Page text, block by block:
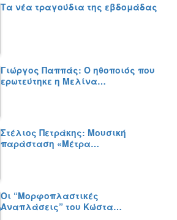
Τα νέα τραγούδια της εβδομάδας
Γιώργος Παππάς: Ο ηθοποιός που
ερωτεύτηκε η Μελίνα…
Στέλιος Πετράκης: Μουσική
παράσταση «Μέτρα…
Οι “Μορφοπλαστικές
Αναπλάσεις” του Κώστα…